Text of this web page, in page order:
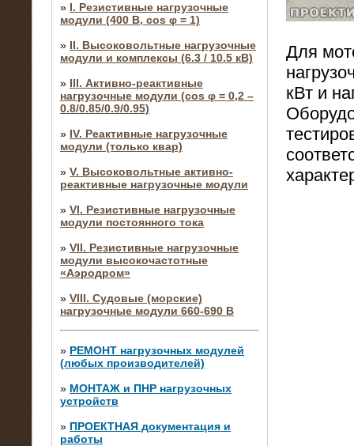
» I. Резистивные нагрузочные
модули (400 В, cos φ = 1)
» II. Высоковольтные нагрузочные
модули и комплексы (6.3 / 10.5 кВ)
» III. Активно-реактивные
нагрузочные модули (cos φ = 0,2 –
0.8/0.85/0.9/0.95)
» IV. Реактивные нагрузочные
модули (только квар)
» V. Высоковольтные активно-
реактивные нагрузочные модули
» VI. Резистивные нагрузочные
модули постоянного тока
» VII. Резистивные нагрузочные
модули высокочастотные
«Аэродром»
» VIII. Судовые (морские)
нагрузочные модули 660-690 В
» РЕМОНТ нагрузочных модулей
(любых производителей)
» МОНТАЖ и ПНР нагрузочных
устройств
» ПРОЕКТНАЯ документация и
работы
Для
кВт и